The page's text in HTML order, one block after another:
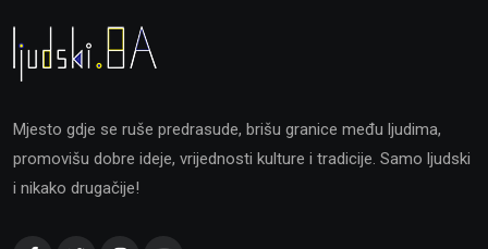
Mjesto gdje se ruše predrasude, brišu granice među ljudima,
promovišu dobre ideje, vrijednosti kulture i tradicije. Samo ljudski
i nikako drugačije!